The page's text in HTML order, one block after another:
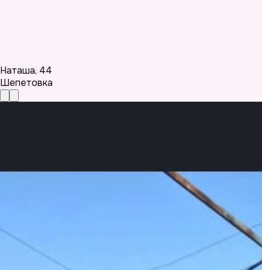
Наташа, 44
Шепетовка